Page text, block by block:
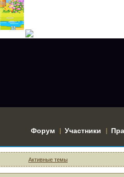
Форум Участники
Активные темы